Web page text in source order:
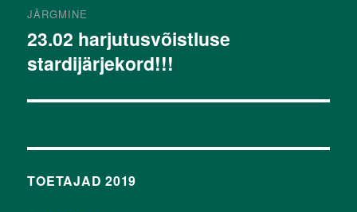
JÄRGMINE
Järgmine
postitus:
23.02 harjutusvõistluse
stardijärjekord!!!
TOETAJAD 2019